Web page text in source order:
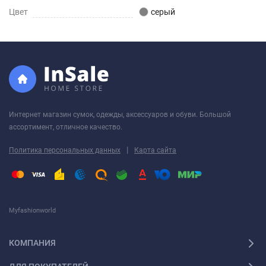
Цвет серый
Интернет магазин сумок, одежды, аксессуаров и обуви. Большой
ассортимент, отличное качество.
Политика персональных данных | Карта сайта
Myfashionworld
КОМПАНИЯ